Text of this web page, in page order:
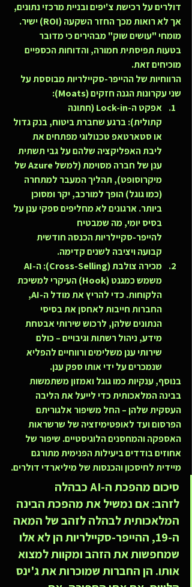
דולרים על רכישת צ'יפים ובניית מרכזי נתונים,
אך לא רואות מכך החזר השקעה (ROI) ישיר.
מומחי "עושים שוק" מבהירים כי מדובר
בטעות תפיסתית חמורה, והדוחות הכספיים
מוכיחים זאת.
הרווחיות של ההייפר-סקיילריות מבוססת על
שני עקרונות הגנה חזקים (Moats):
אפקט ה-Lock-in (חתונה
קתולית): ברגע שחברת ביטוח, בנק גדול
או סטארטאפ טכנולוגי מפתחים את
ליבת האפליקציה שלהם על גבי תשתית
ענן של חברה מסוימת (למשל Azure של
מיקרוסופט), תהליך המעבר למתחרה
(כמו גוגל) הופך למורכב, יקר ומסוכן
ביותר. ארגונים לא מחליפים ספקי ענן על
בסיס יומי, מה שמבטיח
להייפר-סקיילריות הכנסה חודשית
קבועה ויציבה לשנים קדימה.
מכירה צולבת (Cross-Selling):
משמש כמגנט (Hook) העיקרי למשיכת
הלקוחות. כדי להריץ את מודל ה-AI,
החברות חייבות לאחסן את בסיסי
הנתונים שלהן, לרכוש שירותי אבטחת
מידע, ניהול רשתות וגיבויים – כולם
שירותי ענן משלימים ורווחיים להפליא
שנמכרים על ידי אותו ספק ענן.
בנוסף, ענקיות כמו גוגל ואמזון משתמשות
בבינה המלאכותית כדי לייעל את הליבה
העסקית שלהן – החל משיפור אלגוריתם
הפרסום ועד לאופטימיזציה של שרשראות
האספקה והמחסנים הלוגיסטיים. שיפור של
אחוזים בודדים ביעילות הפנימית מתורגם
מיידית לחיסכון והכנסות של מיליארדי דולרים.
סיכום מהפכת ה-AI כבהלה
לזהב: אם נמשיל את מהפכת הבינה
המלאכותית לבהלה לזהב של המאה
ה-19, ההייפר-סקיילריות הן לא אלו
שמחפשות את הזהב ומקוות למצוא
אותו. הן החברות שמוכרות את ג'ינס